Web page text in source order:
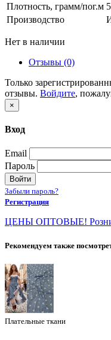
Плотность, грамм/пог.м
Производство
Нет в наличии
Отзывы (0)
Только
отзывы. Войдите,
×
Вход
Email
Пароль
Войти
Забыли пароль?
Регистрация
ЦЕНЫ ОПТОВЫЕ!
Рекомендуем также
Плательные ткани